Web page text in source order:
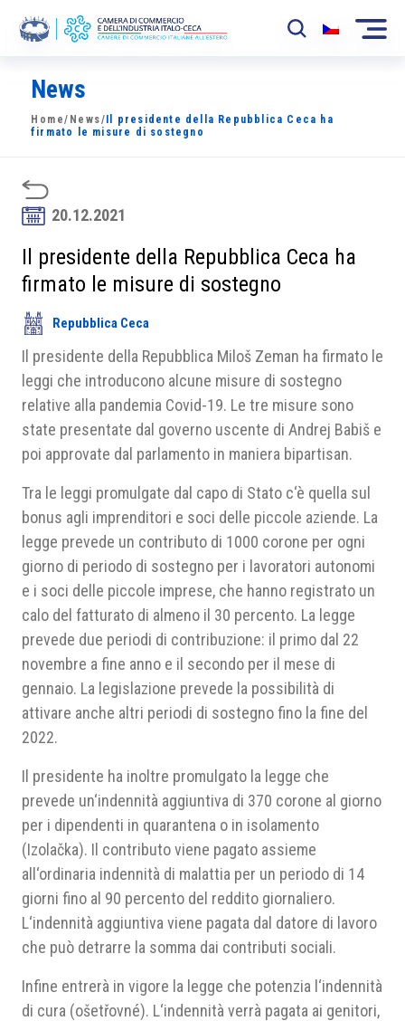
La Camera
News
Sviluppo Mercato
Soci
Partner
Progetti
Area riservata
News
Home/ News/ Il presidente della Repubblica Ceca ha
firmato le misure di sostegno
20.12.2021
Il presidente della Repubblica Ceca ha
firmato le misure di sostegno
Repubblica Ceca
Il presidente della Repubblica Miloš Zeman ha firmato le
leggi che introducono alcune misure di sostegno
relative alla pandemia Covid-19. Le tre misure sono
state presentate dal governo uscente di Andrej Babiš e
poi approvate dal parlamento in maniera bipartisan.
Tra le leggi promulgate dal capo di Stato c‘è quella sul
bonus agli imprenditori e soci delle piccole aziende. La
legge prevede un contributo di 1000 corone per ogni
giorno di periodo di sostegno per i lavoratori autonomi
e i soci delle piccole imprese, che hanno registrato un
calo del fatturato di almeno il 30 percento. La legge
prevede due periodi di contribuzione: il primo dal 22
novembre a fine anno e il secondo per il mese di
gennaio. La legislazione prevede la possibilità di
attivare anche altri periodi di sostegno fino la fine del
2022.
Il presidente ha inoltre promulgato la legge che
prevede un‘indennità aggiuntiva di 370 corone al giorno
per i dipendenti in quarantena o in isolamento
(Izolačka). Il contributo viene pagato assieme
all‘ordinaria indennità di malattia per un periodo di 14
giorni fino al 90 percento del reddito giornaliero.
L‘indennità aggiuntiva viene pagata dal datore di lavoro
che può detrarre la somma dai contributi sociali.
Infine entrerà in vigore la legge che potenzia l‘indennità
di cura (ošetřovné). L‘indennità verrà pagata ai genitori,